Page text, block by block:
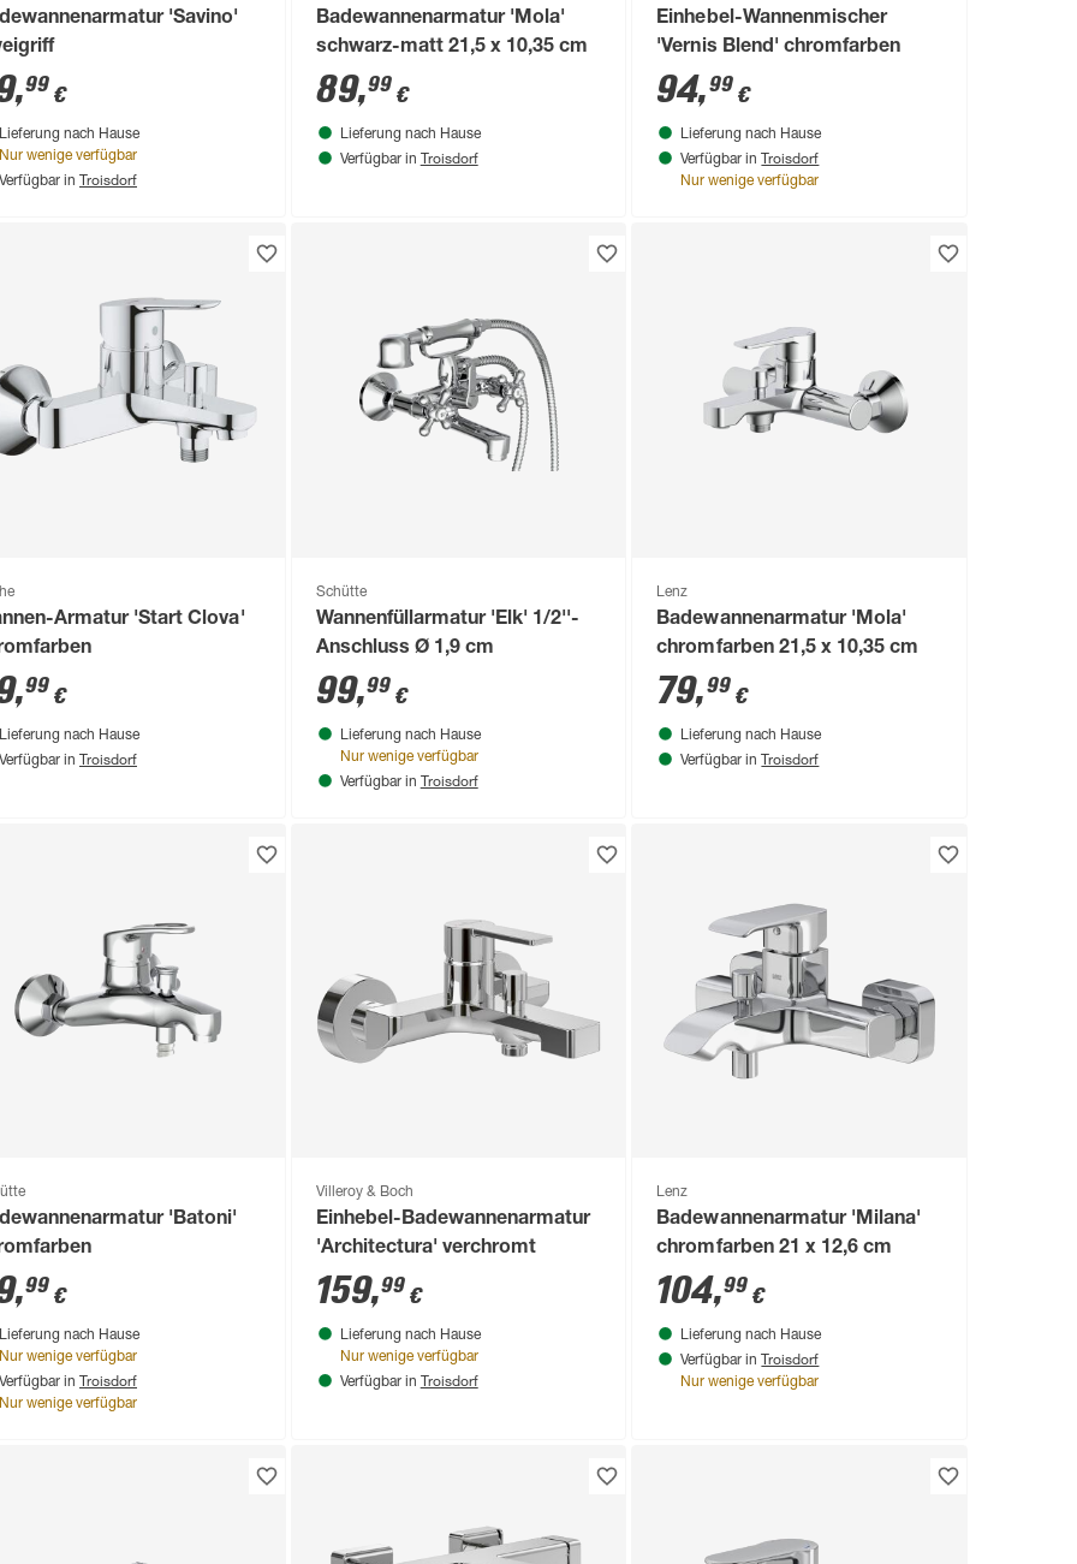
'Savino'
,99 €
Lieferung nach Hause
Nur wenige verfügbar
Verfügbar in Troisdorf
Badewannenarmatur 'Mola'
schwarz-matt 21,5 x 10,35 cm
89,99€
Lieferung nach Hause
Verfügbar in Troisdorf
Einhebel-Wannenmischer
'Vernis Blend' chromfarben
94,99 €
Lieferung nach Hause
Verfügbar in Troisdorf
Nur wenige verfügbar
Armatur 'Start Clova'
,99 €
Lieferung nach Hause
Verfügbar in Troisdorf
Schütte
Wannenfüllarmatur 'Elk' 1/2''-
Anschluss Ø 1,9 cm
99,99€
Lieferung nach Hause
Nur wenige verfügbar
Verfügbar in Troisdorf
Lenz
Badewannenarmatur 'Mola'
chromfarben 21,5 x 10,35 cm
79,99 €
Lieferung nach Hause
Verfügbar in Troisdorf
'Batoni'
,99 €
Lieferung nach Hause
Nur wenige verfügbar
Verfügbar in Troisdorf
Nur wenige verfügbar
Villeroy & Boch
Einhebel-Badewannenarmatur
'Architectura' verchromt
159,99€
Lieferung nach Hause
Nur wenige verfügbar
Verfügbar in Troisdorf
Lenz
Badewannenarmatur 'Milana'
chromfarben 21 x 12,6 cm
104,99 €
Lieferung nach Hause
Verfügbar in Troisdorf
Nur wenige verfügbar